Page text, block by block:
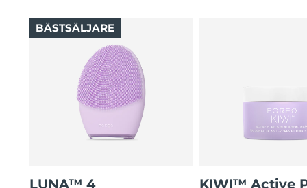
LUNA™ 4
BÄSTSÄLJARE
KIWI™ Active